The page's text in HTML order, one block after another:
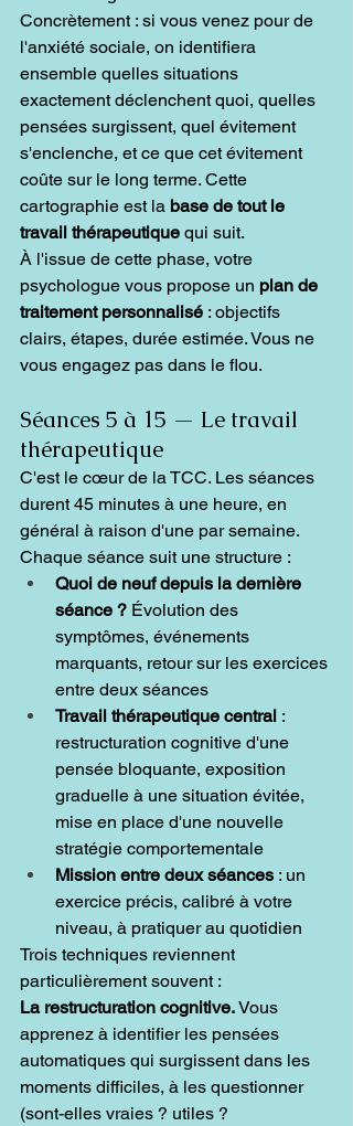
Concrètement : si vous venez pour de
l'anxiété sociale, on identifiera
ensemble quelles situations
exactement déclenchent quoi, quelles
pensées surgissent, quel évitement
s'enclenche, et ce que cet évitement
coûte sur le long terme. Cette
cartographie est la base de tout le
travail thérapeutique qui suit.
À l'issue de cette phase, votre
psychologue vous propose un plan de
traitement personnalisé : objectifs
clairs, étapes, durée estimée. Vous ne
vous engagez pas dans le flou.
Séances 5 à 15 — Le travail
thérapeutique
C'est le cœur de la TCC. Les séances
durent 45 minutes à une heure, en
général à raison d'une par semaine.
Chaque séance suit une structure :
Quoi de neuf depuis la dernière
séance ? Évolution des
symptômes, événements
marquants, retour sur les exercices
entre deux séances
Travail thérapeutique central :
restructuration cognitive d'une
pensée bloquante, exposition
graduelle à une situation évitée,
mise en place d'une nouvelle
stratégie comportementale
Mission entre deux séances : un
exercice précis, calibré à votre
niveau, à pratiquer au quotidien
Trois techniques reviennent
particulièrement souvent :
La restructuration cognitive. Vous
apprenez à identifier les pensées
automatiques qui surgissent dans les
moments difficiles, à les questionner
(sont-elles vraies ? utiles ?